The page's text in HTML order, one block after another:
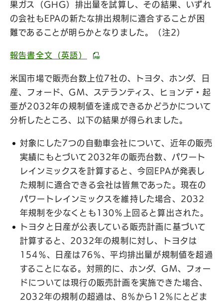
果ガス（GHG）排出量を試算し、その結果、いずれ
の会社もEPAの新たな排出規制に適合することが困
難であることが明らかとなりました。（注2）
報告書全文（英語）
米国市場で販売台数上位7社の、トヨタ、ホンダ、日
産、フォード、GM、ステランティス、ヒョンデ・起
亜が2032年の規制値を達成できるかどうかについて
分析したところ、以下の結果が得られました。
対象にした7つの自動車会社について、近年の販売
実績にもとづいて2032年の販売台数、パワート
レインミックスを計算すると、今回EPAが発表し
た規制に適合できる会社は皆無であった。現在の
パワートレインミックスを維持した場合、2032
年規制を少なくとも130％上回ると算出された。
トヨタと日産が公表している販売計画に基づいて
計算すると、2032年の規制に対し、トヨタは
154％、日産は76％、平均排出量が規制値を超過
することになる。対照的に、ホンダ、GM、フォー
ドについては現行の販売計画を実施できた場合、
2032年の規制の超過は、8％から12％にとどま